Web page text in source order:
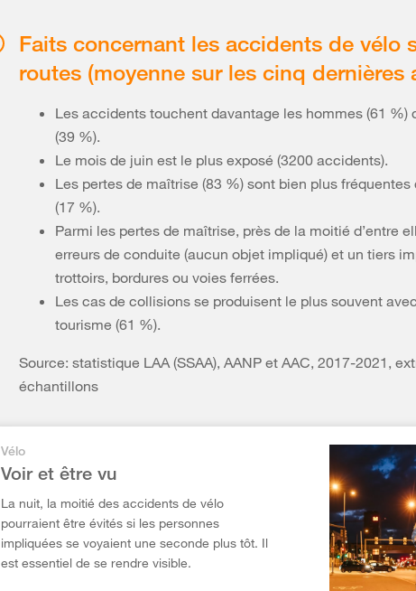
Faits concernant les accidents de vélo
routes (moyenne sur les cinq dernières
Les accidents touchent davantage les hommes (61 %)
(39 %).
Le mois de juin est le plus exposé (3200 accidents).
Les pertes de maîtrise (83 %) sont bien plus
(17 %).
Parmi les pertes de maîtrise, près de la moitié d’entre
erreurs de conduite (aucun objet impliqué) et un tiers
trottoirs, bordures ou voies ferrées.
Les cas de collisions se produisent le plus souvent
tourisme (61 %).
Source: statistique LAA (SSAA), AANP et AAC, 2017-2021,
échantillons
Vélo
Voir et être vu
La nuit, la moitié des accidents de vélo
pourraient être évités si les personnes
impliquées se voyaient une seconde plus tôt. Il
est essentiel de se rendre visible.